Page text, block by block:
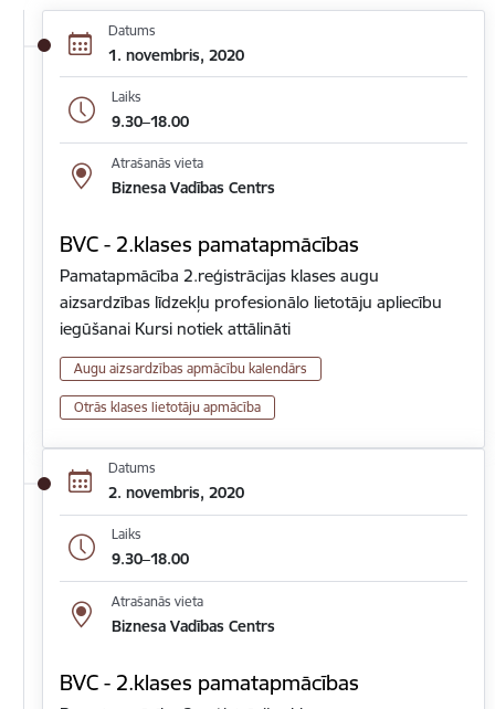
Datums
1. novembris, 2020
Laiks
9.30–18.00
Atrašanās vieta
Biznesa Vadības Centrs
BVC - 2.klases pamatapmācības
Pamatapmācība 2.reģistrācijas klases augu
aizsardzības līdzekļu profesionālo lietotāju apliecību
iegūšanai Kursi notiek attālināti
Augu aizsardzības apmācību kalendārs
Otrās klases lietotāju apmācība
Datums
2. novembris, 2020
Laiks
9.30–18.00
Atrašanās vieta
Biznesa Vadības Centrs
BVC - 2.klases pamatapmācības